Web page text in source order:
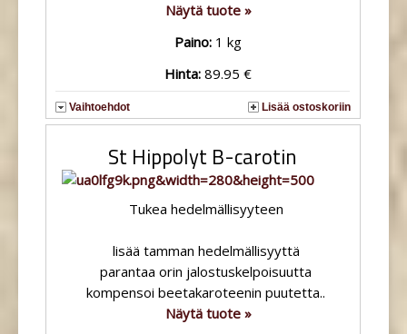
Näytä tuote »
Paino: 1 kg
Hinta:89.95 €
Vaihtoehdot Lisää ostoskoriin
St Hippolyt B-carotin
Tukea hedelmällisyyteen
lisää tamman hedelmällisyyttä
parantaa orin jalostuskelpoisuutta
kompensoi beetakaroteenin puutetta..
Näytä tuote »